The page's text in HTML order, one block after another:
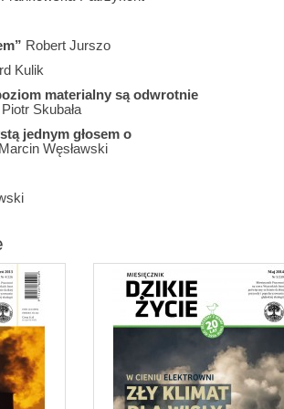
Robert Jurszo
Kulik
materialny są odwrotnie
Skubała
jednym głosem o
Węsławski